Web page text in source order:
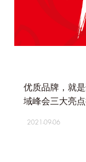
优质品牌，就
域峰会三大亮点
2021-09-06